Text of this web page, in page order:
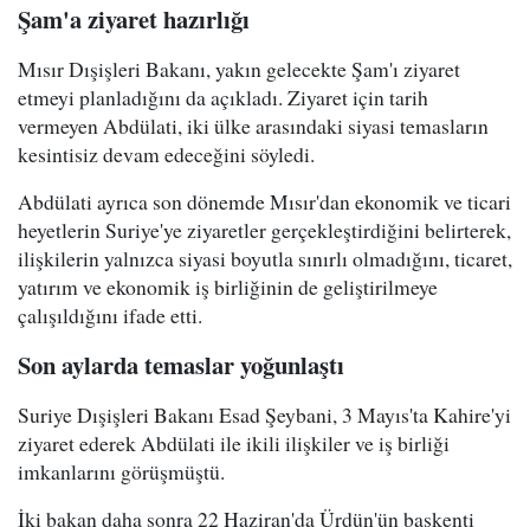
Şam'a ziyaret hazırlığı
Mısır Dışişleri Bakanı, yakın gelecekte Şam'ı ziyaret
etmeyi planladığını da açıkladı. Ziyaret için tarih
vermeyen Abdülati, iki ülke arasındaki siyasi temasların
kesintisiz devam edeceğini söyledi.
Abdülati ayrıca son dönemde Mısır'dan ekonomik ve ticari
heyetlerin Suriye'ye ziyaretler gerçekleştirdiğini belirterek,
ilişkilerin yalnızca siyasi boyutla sınırlı olmadığını, ticaret,
yatırım ve ekonomik iş birliğinin de geliştirilmeye
çalışıldığını ifade etti.
Son aylarda temaslar yoğunlaştı
Suriye Dışişleri Bakanı Esad Şeybani, 3 Mayıs'ta Kahire'yi
ziyaret ederek Abdülati ile ikili ilişkiler ve iş birliği
imkanlarını görüşmüştü.
İki bakan daha sonra 22 Haziran'da Ürdün'ün başkenti